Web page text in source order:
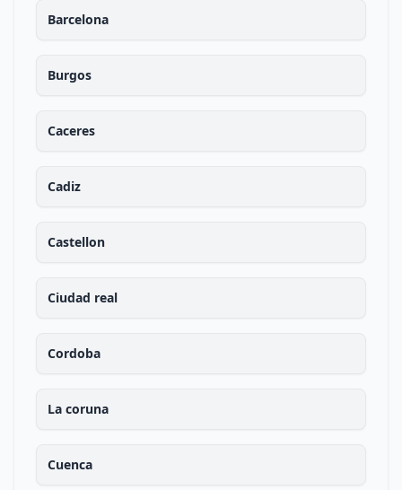
Barcelona
Burgos
Caceres
Cadiz
Castellon
Ciudad real
Cordoba
La coruna
Cuenca